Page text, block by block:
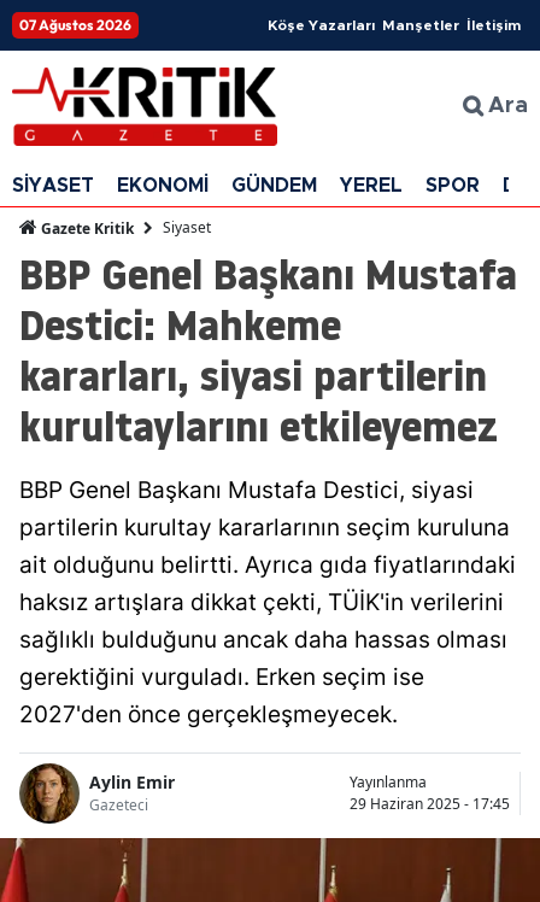
07 Ağustos 2026 Köşe Yazarları Manşetler İletişim
Ara
SİYASET EKONOMİ GÜNDEM YEREL SPOR
Gazete Kritik Siyaset
BBP Genel Başkanı Mustafa
Destici: Mahkeme
kararları, siyasi partilerin
kurultaylarını etkileyemez
BBP Genel Başkanı Mustafa Destici, siyasi
partilerin kurultay kararlarının seçim kuruluna
ait olduğunu belirtti. Ayrıca gıda fiyatlarındaki
haksız artışlara dikkat çekti, TÜİK'in verilerini
sağlıklı bulduğunu ancak daha hassas olması
gerektiğini vurguladı. Erken seçim ise
2027'den önce gerçekleşmeyecek.
Aylin Emir
Gazeteci
Yayınlanma
29 Haziran 2025 - 17:45